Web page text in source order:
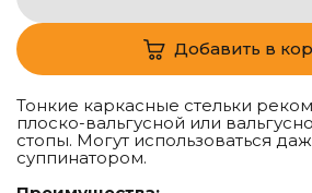
Добавить в
Тонкие каркасные стельки
плоско-вальгусной или
стопы. Могут использоваться
суппинатором.